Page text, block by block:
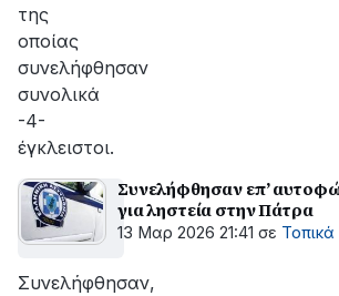
της
οποίας
συνελήφθησαν
συνολικά
-4-
έγκλειστοι.
Συνελήφθησαν επ’
για ληστεία στην Πάτρα
13 Μαρ 2026 21:41 σε Τοπικά
Συνελήφθησαν,